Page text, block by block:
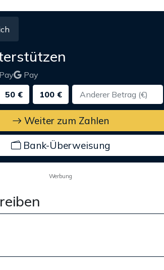
Pay
Pay
50 € 100 €
Weiter zum Zahlen
Bank-Überweisung
Werbung